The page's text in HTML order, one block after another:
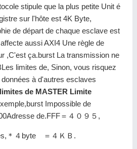
stipule que la plus petite Unit é
sur l'hôte est 4K Byte,
de départ de chaque esclave est
aussi AXI4 Une règle de
,C'est ça.burst La transmission ne
limites de, Sinon, vous risquez
à d'autres esclaves
de MASTER Limite
Impossible de
de.FFF＝４０９５,
＊４byte ＝４ＫＢ.